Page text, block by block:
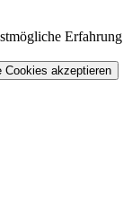
Erfahrung
Cookies akzeptieren